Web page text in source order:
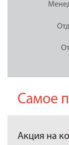
Самое
Акция на